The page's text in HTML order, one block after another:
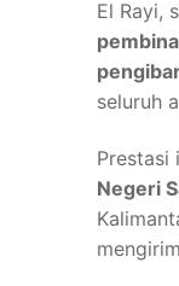
El Rayi,
seluruh
Prestasi
Negeri